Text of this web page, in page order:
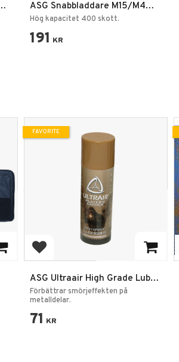
ASG Snabbladdare M15/M4
High Cap. 400BB
Hög kapacitet 400 skott.
191 KR
Add to favorites
ASG Ultraair High Grade Lub
Smörjmedel
Förbättrar smörjeffekten på
metalldelar.
71 KR
FAVORITE